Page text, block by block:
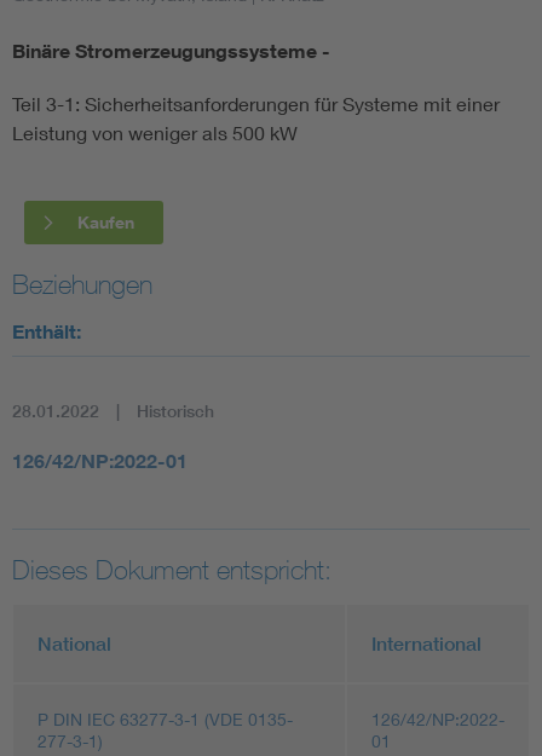
Smart Cities
DKE Fachinformationen im Kontext der Normung
Circular Economy für mehr Ressourceneffizienz
Elektrofachkraft (EFK)
Binäre Stromerzeugungssysteme -
Teil 3-1: Sicherheitsanforderungen für Systeme mit einer
Leistung von weniger als 500 kW
Kaufen
Beziehungen
Enthält:
28.01.2022 Historisch
126/42/NP:2022-01
Dieses Dokument entspricht:
National International
P DIN IEC 63277-3-1 (VDE 0135-
277-3-1)
126/42/NP:2022-
01